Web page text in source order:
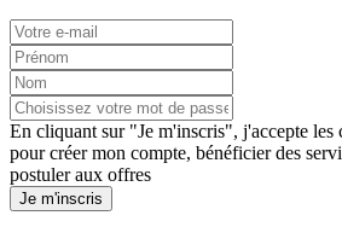
En cliquant sur "Je m'inscris", j'accepte les
pour créer mon compte, bénéficier des
postuler aux offres
Je m'inscris